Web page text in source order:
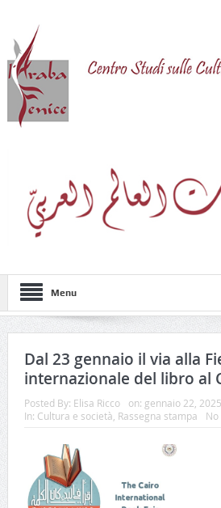
Menu
Dal 23 gennaio il via alla
internazionale del libro al
Posted By: Elisa Ricco on: gennaio 22, 2025
In: Cultura e società, Rassegna stampa